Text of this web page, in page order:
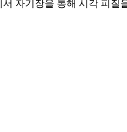
자기장을 통해 시각 피